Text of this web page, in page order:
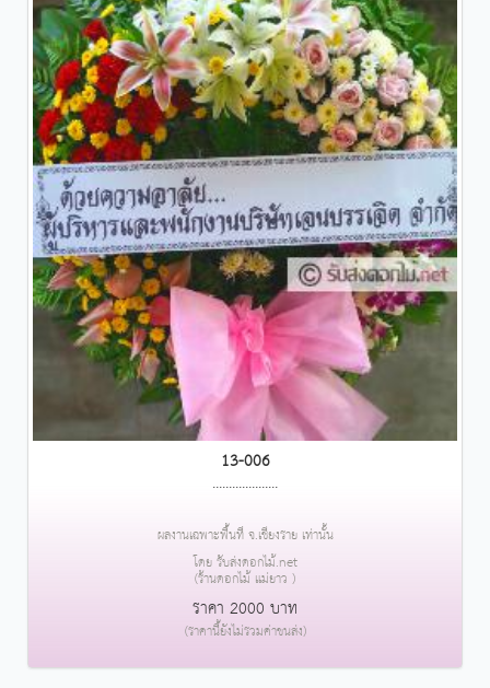
13-006
....................
ผลงานเฉพาะพื้นที่ จ.เชียงราย เท่านั้น
โดย รับส่งดอกไม้.net
(ร้านดอกไม้ แม่ยาว )
ราคา 2000 บาท
(ราคานี้ยังไม่รวมค่าขนส่ง)